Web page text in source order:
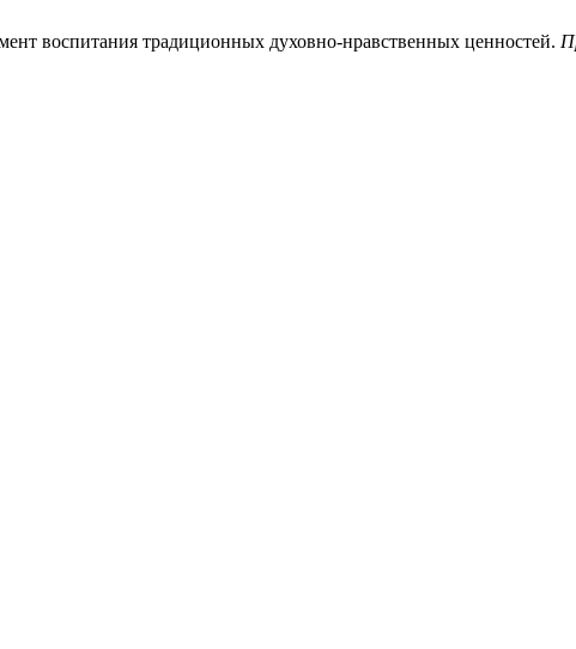
воспитания традиционных духовно-нравственных ценностей.